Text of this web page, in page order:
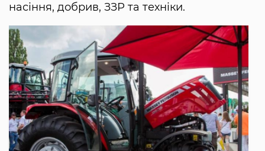
насіння, добрив, ЗЗР та техніки.